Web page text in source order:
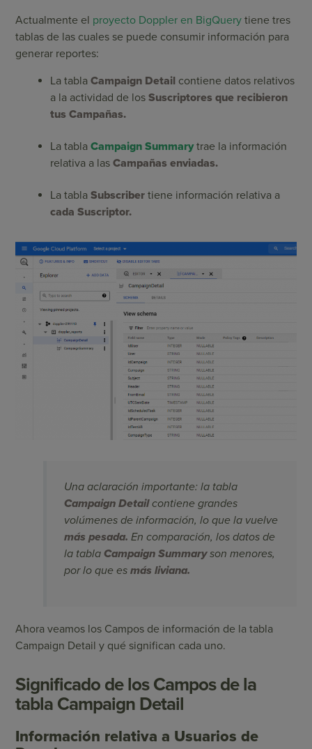
Actualmente el proyecto Doppler en BigQuery tiene tres
tablas de las cuales se puede consumir información para
generar reportes:
La tabla Campaign Detail contiene datos relativos
a la actividad de losSuscriptores que recibieron
tus Campañas.
La tablaCampaign Summarytrae la información
relativa a las Campañas enviadas.
La tablaSubscriber tiene información relativa a
cada Suscriptor.
Una aclaración importante: la tabla
Campaign Detailcontiene grandes
volúmenes de información, lo que la vuelve
más pesada. En comparación, los datos de
la tablaCampaign Summaryson menores,
por lo que esmás liviana.
Ahora veamos los Campos de información de la tabla
Campaign Detail y qué significan cada uno.
Significado de los Campos de la
tabla Campaign Detail
Información relativa a Usuarios de